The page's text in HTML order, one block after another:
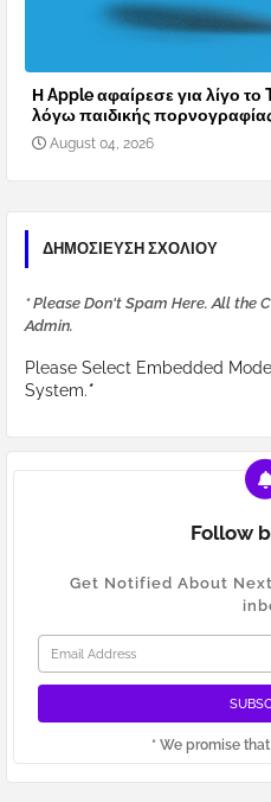
Η Apple αφαίρεσε για λίγο
λόγω παιδικής
August 04, 2026
ΔΗΜΟΣΊΕΥΣΗ ΣΧΟΛΊΟΥ
* Please Don't Spam Here. All the
Admin.
Please Select Embedded
System.*
Follow
Get Notified About
* We promise